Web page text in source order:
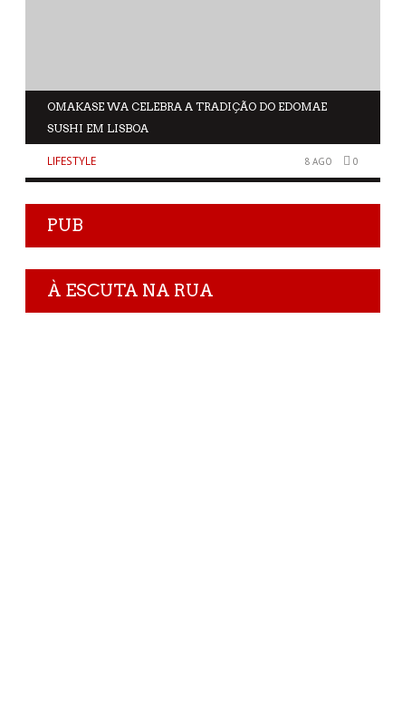
OMAKASE WA CELEBRA A TRADIÇÃO DO EDOMAE
SUSHI EM LISBOA
LIFESTYLE 8 AGO 0
PUB
À ESCUTA NA RUA